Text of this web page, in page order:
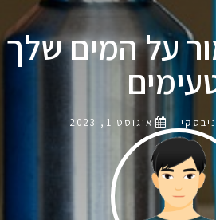
על המים שלך
אוגוסט 1, 2023